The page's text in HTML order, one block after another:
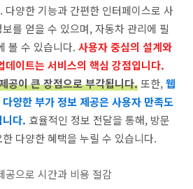
다양한 기능과 간편한 인터페이스로 사
를 얻을 수 있으며, 자동차 관리에 필
볼 수 있습니다. 사용자 중심의 설계와
데이트는 서비스의 핵심 강점입니다.
공이 큰 장점으로 부각됩니다.또한,웹
양한 부가 정보 제공은 사용자 만족도
니다. 효율적인 정보 전달을 통해, 방문
다양한 혜택을 누릴 수 있습니다.
공으로 시간과 비용 절감